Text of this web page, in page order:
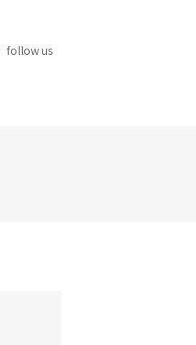
follow us